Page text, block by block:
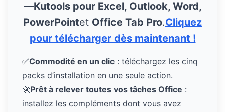
—Kutools pour Excel, Outlook, Word,
PowerPointet Office Tab Pro.Cliquez
pour télécharger dès maintenant !
✅Commodité en un clic : téléchargez les cinq
packs d’installation en une seule action.
🚀Prêt à relever toutes vos tâches Office :
installez les compléments dont vous avez